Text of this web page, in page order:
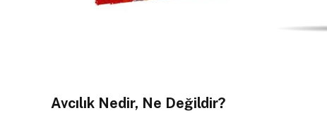
Avcılık Nedir, Ne Değildir?